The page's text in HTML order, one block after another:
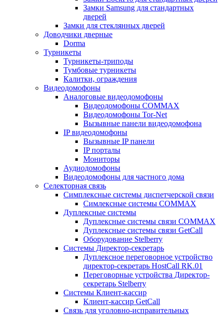
Замки Samsung для стандартных
дверей
Замки для стеклянных дверей
Доводчики дверные
Dorma
Турникеты
Турникеты-триподы
Тумбовые турникеты
Калитки, ограждения
Видеодомофоны
Аналоговые видеодомофоны
Видеодомофоны COMMAX
Видеодомофоны Tor-Net
Вызывные панели видеодомофона
IP видеодомофоны
Вызывные IP панели
IP порталы
Мониторы
Аудиодомофоны
Видеодомофоны для частного дома
Селекторная связь
Симплексные системы диспетчерской связи
Симлексные системы COMMAX
Дуплексные системы
Дуплексные системы связи COMMAX
Дуплексные системы связи GetCall
Оборудование Stelberry
Системы Директор-секретарь
Дуплексное переговорное устройство
директор-секретарь HostCall RK.01
Переговорные устройства Директор-
секретарь Stelberry
Системы Клиент-кассир
Клиент-кассир GetCall
Связь для уголовно-исправительных